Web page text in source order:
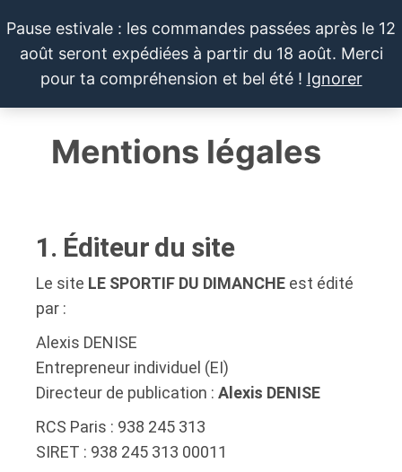
Pause estivale : les commandes passées après le 12
août seront expédiées à partir du 18 août. Merci
pour ta compréhension et bel été ! Ignorer
LE SPORTIF
DU
Cartes
et
produits
autour
du
culture
Mentions légales
1. Éditeur du site
Le site LE SPORTIF DU DIMANCHE est édité
par :
Alexis DENISE
Entrepreneur individuel (EI)
Directeur de publication : Alexis DENISE
RCS Paris : 938 245 313
SIRET : 938 245 313 00011